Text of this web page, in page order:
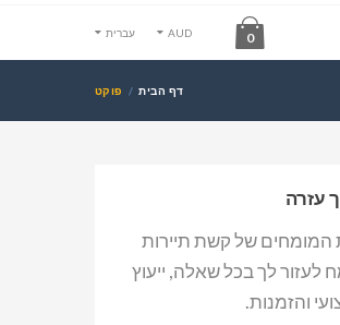
0
AUD עברית
דף הבית פוקט
עזרה
המומחים של קשת תיירות
לעזור לך בכל שאלה, ייעוץ
והזמנות.